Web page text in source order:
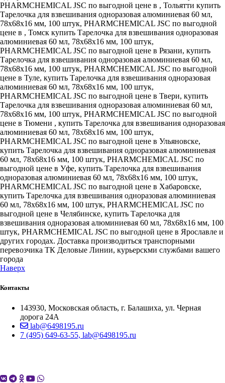
PHARMCHEMICAL JSC по выгодной цене в , Тольятти купить
Тарелочка для взвешивания одноразовая алюминиевая 60 мл,
78x68x16 мм, 100 штук, PHARMCHEMICAL JSC по выгодной
цене в , Томск купить Тарелочка для взвешивания одноразовая
алюминиевая 60 мл, 78x68x16 мм, 100 штук,
PHARMCHEMICAL JSC по выгодной цене в Рязани, купить
Тарелочка для взвешивания одноразовая алюминиевая 60 мл,
78x68x16 мм, 100 штук, PHARMCHEMICAL JSC по выгодной
цене в Туле, купить Тарелочка для взвешивания одноразовая
алюминиевая 60 мл, 78x68x16 мм, 100 штук,
PHARMCHEMICAL JSC по выгодной цене в Твери, купить
Тарелочка для взвешивания одноразовая алюминиевая 60 мл,
78x68x16 мм, 100 штук, PHARMCHEMICAL JSC по выгодной
цене в Тюмени , купить Тарелочка для взвешивания одноразовая
алюминиевая 60 мл, 78x68x16 мм, 100 штук,
PHARMCHEMICAL JSC по выгодной цене в Ульяновске,
купить Тарелочка для взвешивания одноразовая алюминиевая
60 мл, 78x68x16 мм, 100 штук, PHARMCHEMICAL JSC по
выгодной цене в Уфе, купить Тарелочка для взвешивания
одноразовая алюминиевая 60 мл, 78x68x16 мм, 100 штук,
PHARMCHEMICAL JSC по выгодной цене в Хабаровске,
купить Тарелочка для взвешивания одноразовая алюминиевая
60 мл, 78x68x16 мм, 100 штук, PHARMCHEMICAL JSC по
выгодной цене в Челябинске, купить Тарелочка для
взвешивания одноразовая алюминиевая 60 мл, 78x68x16 мм, 100
штук, PHARMCHEMICAL JSC по выгодной цене в Ярославле и
других городах. Доставка производиться транспорными
перевозчика ТК Деловые Линии, курьерскми службами вашего
города
Наверх
Контакты
143930, Московская область, г. Балашиха, ул. Черная
дорога 24А
lab@6498195.ru
7 (495) 649-63-55, lab@6498195.ru